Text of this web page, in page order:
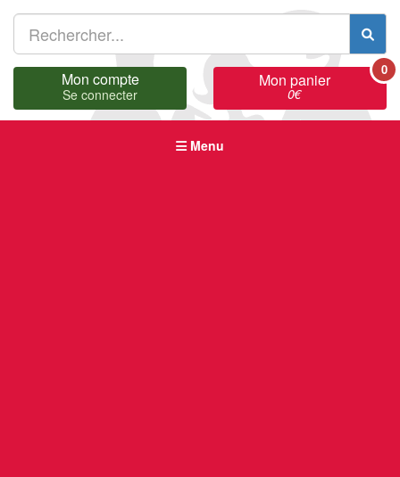
Mon compte
Se connecter
Mon panier
0€
0
Menu